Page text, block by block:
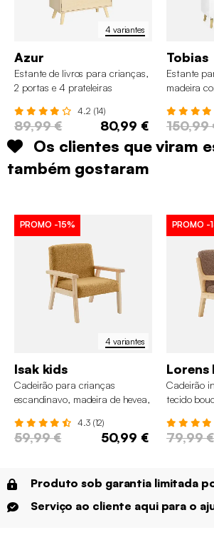
4 variantes
Azur
Estante de livros para crianças,
2 portas e 4 prateleiras
4.2 (14)
89,99 € 80,99 €
Tobias
Estante
madeira
150,99
Os clientes que viram
também gostaram
4 variantes
PROMO -15%
Isak kids
Cadeirão para crianças
escandinavo, madeira de hevea,
4.3 (12)
59,99 € 50,99 €
PROMO -
Lorens
Cadeirão
tecido
79,99 €
Produto sob garantia limitada
Serviço ao cliente aqui para o